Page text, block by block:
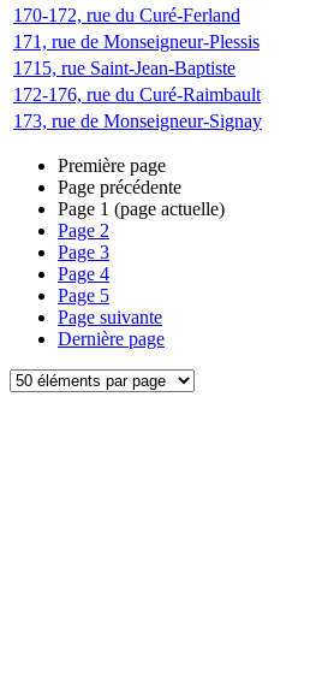
170-172, rue du Curé-Ferland
171, rue de Monseigneur-Plessis
1715, rue Saint-Jean-Baptiste
172-176, rue du Curé-Raimbault
173, rue de Monseigneur-Signay
Première page
Page précédente
Page 1 (page actuelle)
Page 2
Page 3
Page 4
Page 5
Page suivante
Dernière page